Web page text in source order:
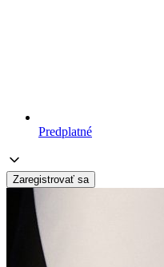
Predplatné
Zaregistrovať sa